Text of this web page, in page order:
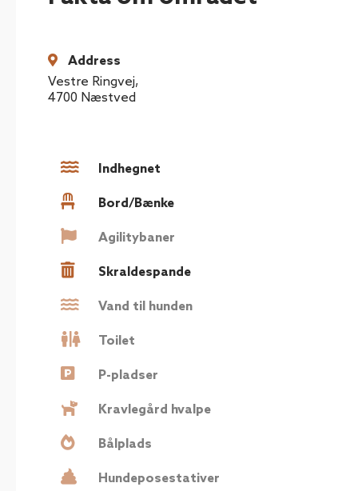
Address
Vestre Ringvej,
4700 Næstved
Indhegnet
Bord/Bænke
Agilitybaner
Skraldespande
Vand til hunden
Toilet
P-pladser
Kravlegård hvalpe
Bålplads
Hundeposestativer